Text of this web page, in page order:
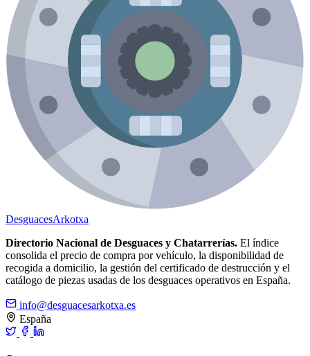
DesguacesArkotxa
Directorio Nacional de Desguaces y Chatarrerías. El índice
consolida el precio de compra por vehículo, la disponibilidad de
recogida a domicilio, la gestión del certificado de destrucción y el
catálogo de piezas usadas de los desguaces operativos en España.
info@desguacesarkotxa.es
España